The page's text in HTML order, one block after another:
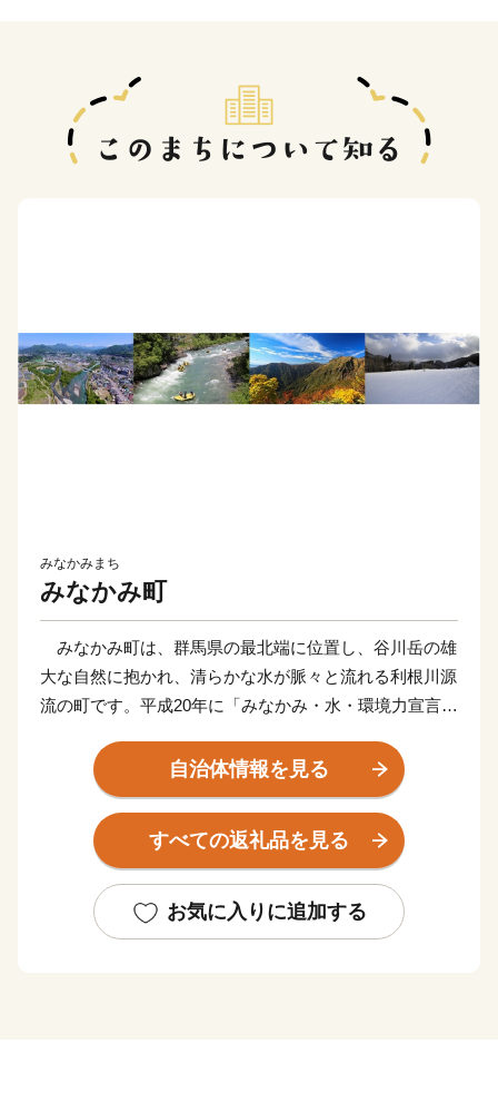
みなかみまち
みなかみ町
みなかみ町は、群馬県の最北端に位置し、谷川岳の雄
大な自然に抱かれ、清らかな水が脈々と流れる利根川源
流の町です。平成20年に「みなかみ・水・環境力宣言」
る」取り組みを進めてきました。その取り組みが評価さ
れ、平成29年6月に「ユネスコエコパークの登録」を受
けました。私たちは「生物多様性を守り、人と自然が持
続的に共生できる地域づくり」を目指し、未来に伝えて
みなかみ町ふるさと納税は、平成20年12月26日に
「みなかみ・水・環境力寄附金」を創設しました。平成
自治体情報を見る
すべての返礼品を見る
お気に入りに追加する